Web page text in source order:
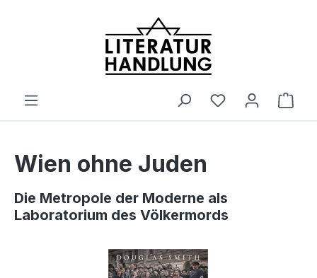
Wien ohne Juden
Die Metropole der Moderne als
Laboratorium des Völkermords
Bildergalerie überspringen